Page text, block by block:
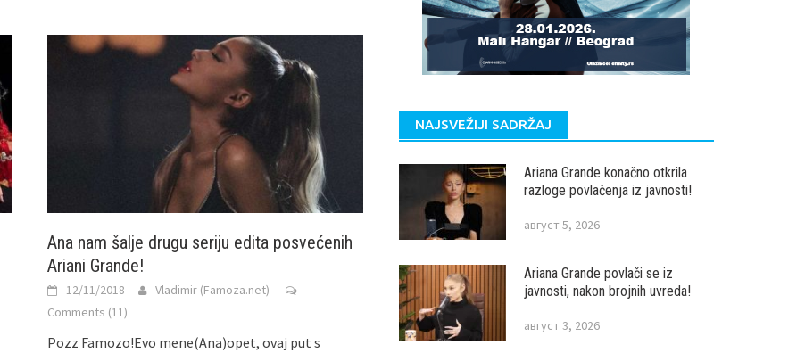
Ana nam šalje drugu seriju edita posvećenih
Ariani Grande!
12/11/2018
Vladimir (Famoza.net)
Comments (11)
Pozz Famozo!Evo mene(Ana)opet, ovaj put s
NAJSVEŽIJI SADRŽAJ
Ariana Grande konačno otkrila
razloge povlačenja iz javnosti!
август 5, 2026
Ariana Grande povlači se iz
javnosti, nakon brojnih uvreda!
август 3, 2026